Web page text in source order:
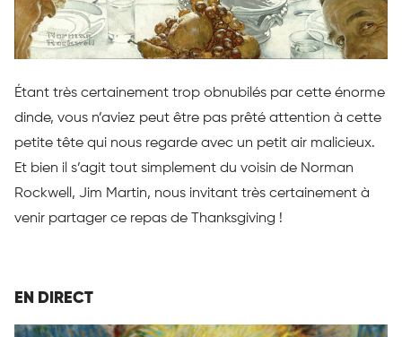
Étant très certainement trop obnubilés par cette énorme
dinde, vous n’aviez peut être pas prêté attention à cette
petite tête qui nous regarde avec un petit air malicieux.
Et bien il s’agit tout simplement du voisin de Norman
Rockwell, Jim Martin, nous invitant très certainement à
venir partager ce repas de Thanksgiving !
EN DIRECT